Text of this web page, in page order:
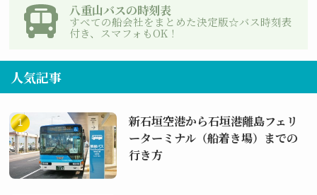
八重山バスの時刻表
すべての船会社をまとめた決定版☆バス時刻表
付き、スマフォもOK！
人気記事
新石垣空港から石垣港離島フェリ
ーターミナル（船着き場）までの
行き方